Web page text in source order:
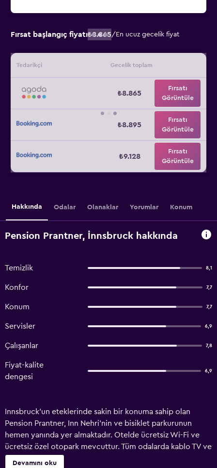
Fırsat başlangıç fiyatı₺8.865/ En ucuz gecelik fiyat
Tedarikçi Gecelik toplam
₺8.865
Fırsatı
Görüntüle
₺8.895
Fırsatı
Görüntüle
₺9.128
Fırsatı
Görüntüle
Hakkında Odalar Olanaklar Yorumlar Konum
Pension Prantner, İnnsbruck hakkında
Temizlik 8,1
Konfor 7,7
Konum 7,7
Servisler 6,9
Çalışanlar 7,8
Fiyat-kalite
dengesi
6,9
Innsbruck'un eteklerinde sakin bir konuma sahip olan
Pension Prantner, Inn Nehri'nin ve bisiklet parkurunun
hemen yanında yer almaktadır. Otelde ücretsiz Wi-Fi ve
ücretsiz özel otopark mevcuttur. Tüm odalarda kablo TV ve
banyo bulunmaktadır. Bazı odalar balkonludur. Her sabah
Devamını oku